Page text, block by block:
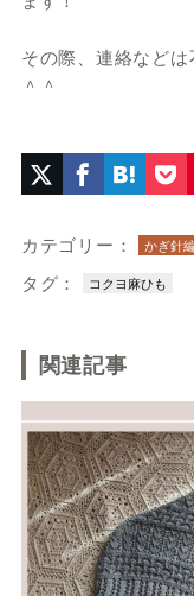
その際、連絡など
＾＾
カテゴリー： かぎ針
タグ： コクヨ麻ひも
関連記事